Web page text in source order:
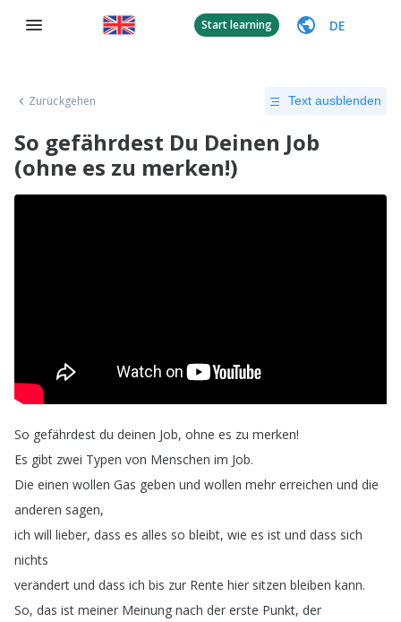
Start learning DE
Zurückgehen Text ausblenden
So gefährdest Du Deinen Job
(ohne es zu merken!)
So gefährdest du deinen Job, ohne es zu merken!
Es gibt zwei Typen von Menschen im Job.
Die einen wollen Gas geben und wollen mehr erreichen und die
anderen sagen,
ich will lieber, dass es alles so bleibt, wie es ist und dass sich
nichts
verändert und dass ich bis zur Rente hier sitzen bleiben kann.
So, das ist meiner Meinung nach der erste Punkt, der